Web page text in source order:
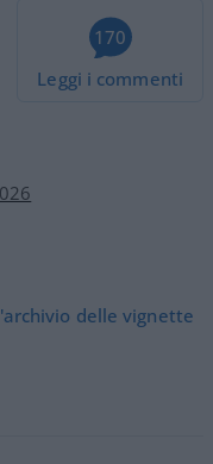
170
Leggi i commenti
delle vignette